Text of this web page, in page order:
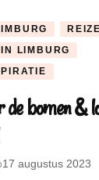
LIMBURG
de bomen &
17 augustus 2023